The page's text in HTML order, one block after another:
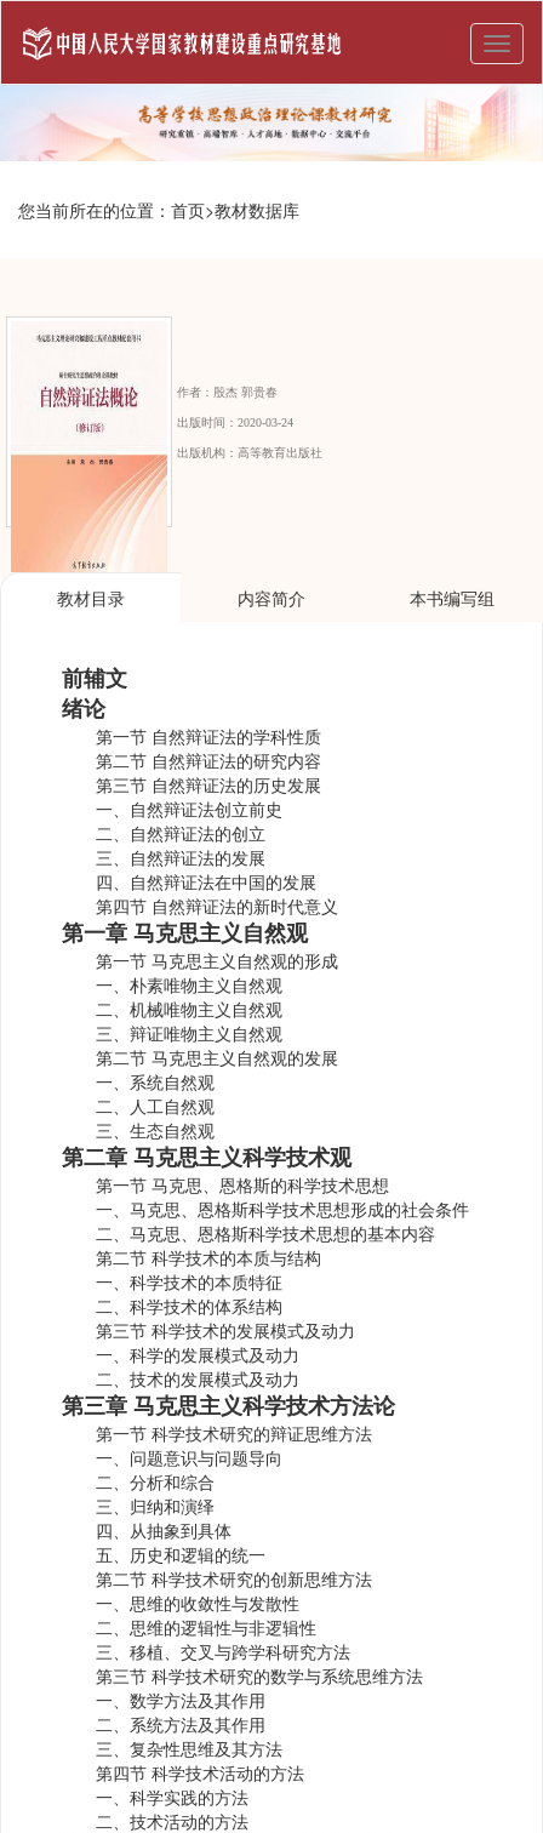
您当前所在的位置： 首页>教材数据库
作者： 殷杰 郭贵春
出版时间： 2020-03-24
出版机构： 高等教育出版社
教材目录 内容简介 本书编写组
前辅文
绪论
第一节 自然辩证法的学科性质
第二节 自然辩证法的研究内容
第三节 自然辩证法的历史发展
一、自然辩证法创立前史
二、自然辩证法的创立
三、自然辩证法的发展
四、自然辩证法在中国的发展
第四节 自然辩证法的新时代意义
第一章 马克思主义自然观
第一节 马克思主义自然观的形成
一、朴素唯物主义自然观
二、机械唯物主义自然观
三、辩证唯物主义自然观
第二节 马克思主义自然观的发展
一、系统自然观
二、人工自然观
三、生态自然观
第二章 马克思主义科学技术观
第一节 马克思、恩格斯的科学技术思想
一、马克思、恩格斯科学技术思想形成的社会条件
二、马克思、恩格斯科学技术思想的基本内容
第二节 科学技术的本质与结构
一、科学技术的本质特征
二、科学技术的体系结构
第三节 科学技术的发展模式及动力
一、科学的发展模式及动力
二、技术的发展模式及动力
第三章 马克思主义科学技术方法论
第一节 科学技术研究的辩证思维方法
一、问题意识与问题导向
二、分析和综合
三、归纳和演绎
四、从抽象到具体
五、历史和逻辑的统一
第二节 科学技术研究的创新思维方法
一、思维的收敛性与发散性
二、思维的逻辑性与非逻辑性
三、移植、交叉与跨学科研究方法
第三节 科学技术研究的数学与系统思维方法
一、数学方法及其作用
二、系统方法及其作用
三、复杂性思维及其方法
第四节 科学技术活动的方法
一、科学实践的方法
二、技术活动的方法